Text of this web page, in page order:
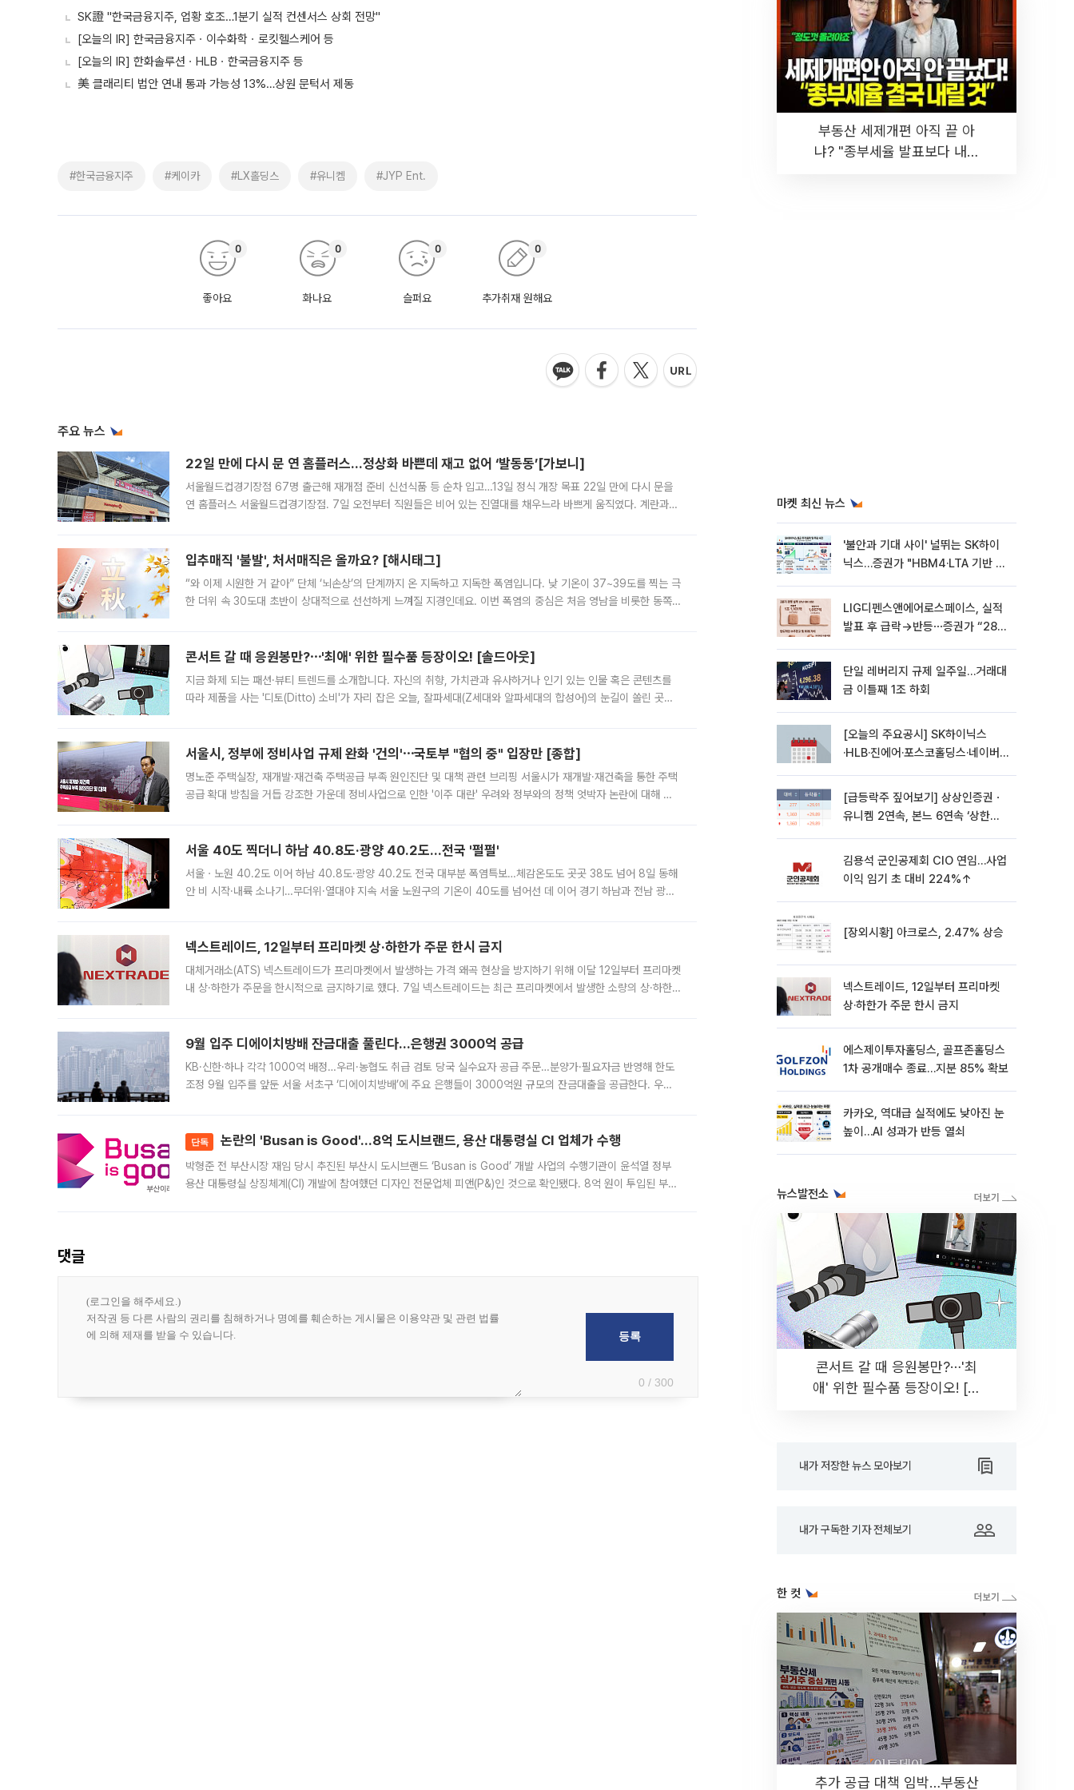
SK證 "한국금융지주, 업황 호조…1분기 실적 컨센서스 상회 전망"
[오늘의 IR] 한국금융지주ㆍ이수화학ㆍ로킷헬스케어 등
[오늘의 IR] 한화솔루션ㆍHLBㆍ한국금융지주 등
美 클래리티 법안 연내 통과 가능성 13%…상원 문턱서 제동
#한국금융지주 #케이카 #LX홀딩스 #유니켐 #JYP Ent.
좋아요
0
화나요
0
슬퍼요
0
추가취재 원해요
0
주요 뉴스
22일 만에 다시 문 연 홈플러스…정상화 바쁜데 재고 없어 ‘발동동’[가보니]
서울월드컵경기장점 67명 출근해 재개점 준비 신선식품 등 순차 입고…13일 정식 개장 목표 22일 만에 다시 문을
연 홈플러스 서울월드컵경기장점. 7일 오전부터 직원들은 비어 있는 진열대를 채우느라 바쁘게 움직였다. 계란과
입추매직 '불발', 처서매직은 올까요? [해시태그]
“와 이제 시원한 거 같아” 단체 ‘뇌손상’의 단계까지 온 지독하고 지독한 폭염입니다. 낮 기온이 37~39도를 찍는 극
한 더위 속 30도대 초반이 상대적으로 선선하게 느껴질 지경인데요. 이번 폭염의 중심은 처음 영남을 비롯한 동쪽
콘서트 갈 때 응원봉만?⋯'최애' 위한 필수품 등장이오! [솔드아웃]
지금 화제 되는 패션·뷰티 트렌드를 소개합니다. 자신의 취향, 가치관과 유사하거나 인기 있는 인물 혹은 콘텐츠를
따라 제품을 사는 '디토(Ditto) 소비'가 자리 잡은 오늘, 잘파세대(Z세대와 알파세대의 합성어)의 눈길이 쏠린 곳은
서울시, 정부에 정비사업 규제 완화 '건의'⋯국토부 "협의 중" 입장만 [종합]
명노준 주택실장, 재개발·재건축 주택공급 부족 원인진단 및 대책 관련 브리핑 서울시가 재개발·재건축을 통한 주택
공급 확대 방침을 거듭 강조한 가운데 정비사업으로 인한 '이주 대란' 우려와 정부와의 정책 엇박자 논란에 대해 정
서울 40도 찍더니 하남 40.8도·광양 40.2도…전국 '펄펄'
서울ㆍ노원 40.2도 이어 하남 40.8도·광양 40.2도 전국 대부분 폭염특보…체감온도도 곳곳 38도 넘어 8일 동해
안 비 시작·내륙 소나기…무더위·열대야 지속 서울 노원구의 기온이 40도를 넘어선 데 이어 경기 하남과 전남 광양
넥스트레이드, 12일부터 프리마켓 상·하한가 주문 한시 금지
대체거래소(ATS) 넥스트레이드가 프리마켓에서 발생하는 가격 왜곡 현상을 방지하기 위해 이달 12일부터 프리마켓
내 상·하한가 주문을 한시적으로 금지하기로 했다. 7일 넥스트레이드는 최근 프리마켓에서 발생한 소량의 상·하한
9월 입주 디에이치방배 잔금대출 풀린다…은행권 3000억 공급
KB·신한·하나 각각 1000억 배정…우리·농협도 취급 검토 당국 실수요자 공급 주문…분양가·필요자금 반영해 한도
조정 9월 입주를 앞둔 서울 서초구 ‘디에이치방배’에 주요 은행들이 3000억원 규모의 잔금대출을 공급한다. 우리
단독 논란의 'Busan is Good'…8억 도시브랜드, 용산 대통령실 CI 업체가 수행
박형준 전 부산시장 재임 당시 추진된 부산시 도시브랜드 ‘Busan is Good’ 개발 사업의 수행기관이 윤석열 정부
용산 대통령실 상징체계(CI) 개발에 참여했던 디자인 전문업체 피앤(P&)인 것으로 확인됐다. 8억 원이 투입된 부산
댓글
0 / 300
부동산 세제개편 아직 끝 아
냐? "종부세율 발표보다 내릴
마켓 최신 뉴스
'불안과 기대 사이' 널뛰는 SK하이
닉스…증권가 "HBM4·LTA 기반 펀
LIG디펜스앤에어로스페이스, 실적
발표 후 급락→반등⋯증권가 “28년
단일 레버리지 규제 일주일…거래대
금 이틀째 1조 하회
[오늘의 주요공시] SK하이닉스
·HLB·진에어·포스코홀딩스·네이버·
[급등락주 짚어보기] 상상인증권ㆍ
유니켐 2연속, 본느 6연속 ‘상한
김용석 군인공제회 CIO 연임…사업
이익 임기 초 대비 224%↑
[장외시황] 아크로스, 2.47% 상승
넥스트레이드, 12일부터 프리마켓
상·하한가 주문 한시 금지
에스제이투자홀딩스, 골프존홀딩스
1차 공개매수 종료…지분 85% 확보
카카오, 역대급 실적에도 낮아진 눈
높이…AI 성과가 반등 열쇠
뉴스발전소
콘서트 갈 때 응원봉만?⋯'최
애' 위한 필수품 등장이오! [솔
내가 저장한 뉴스 모아보기
내가 구독한 기자 전체보기
한 컷
추가 공급 대책 임박…부동산